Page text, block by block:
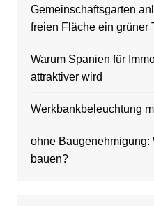
Gemeinschaftsgarten
freien Fläche ein grüner
Warum Spanien für
attraktiver wird
Werkbankbeleuchtung
ohne Baugenehmigung:
bauen?